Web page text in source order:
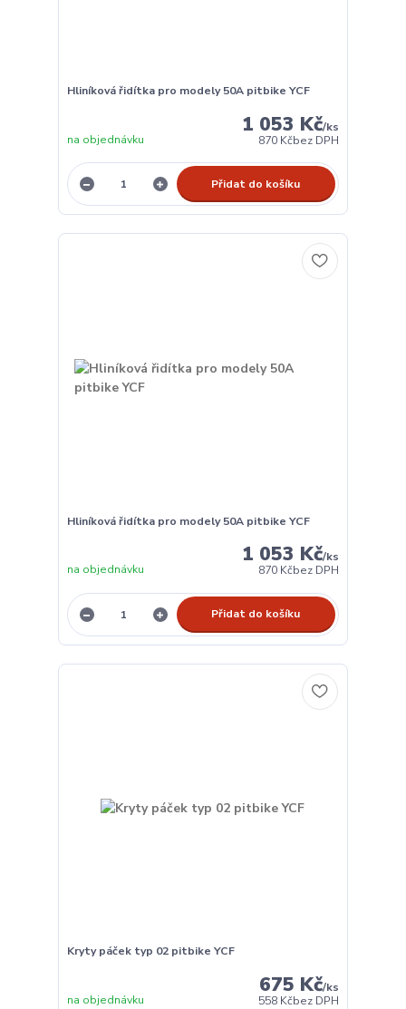
Hliníková řidítka pro modely 50A pitbike YCF
1 053 Kč/ks
870 Kčbez DPH
na objednávku
Přidat do košíku
Hliníková řidítka pro modely 50A pitbike YCF
1 053 Kč/ks
870 Kčbez DPH
na objednávku
Přidat do košíku
Kryty páček typ 02 pitbike YCF
675 Kč/ks
558 Kčbez DPH
na objednávku